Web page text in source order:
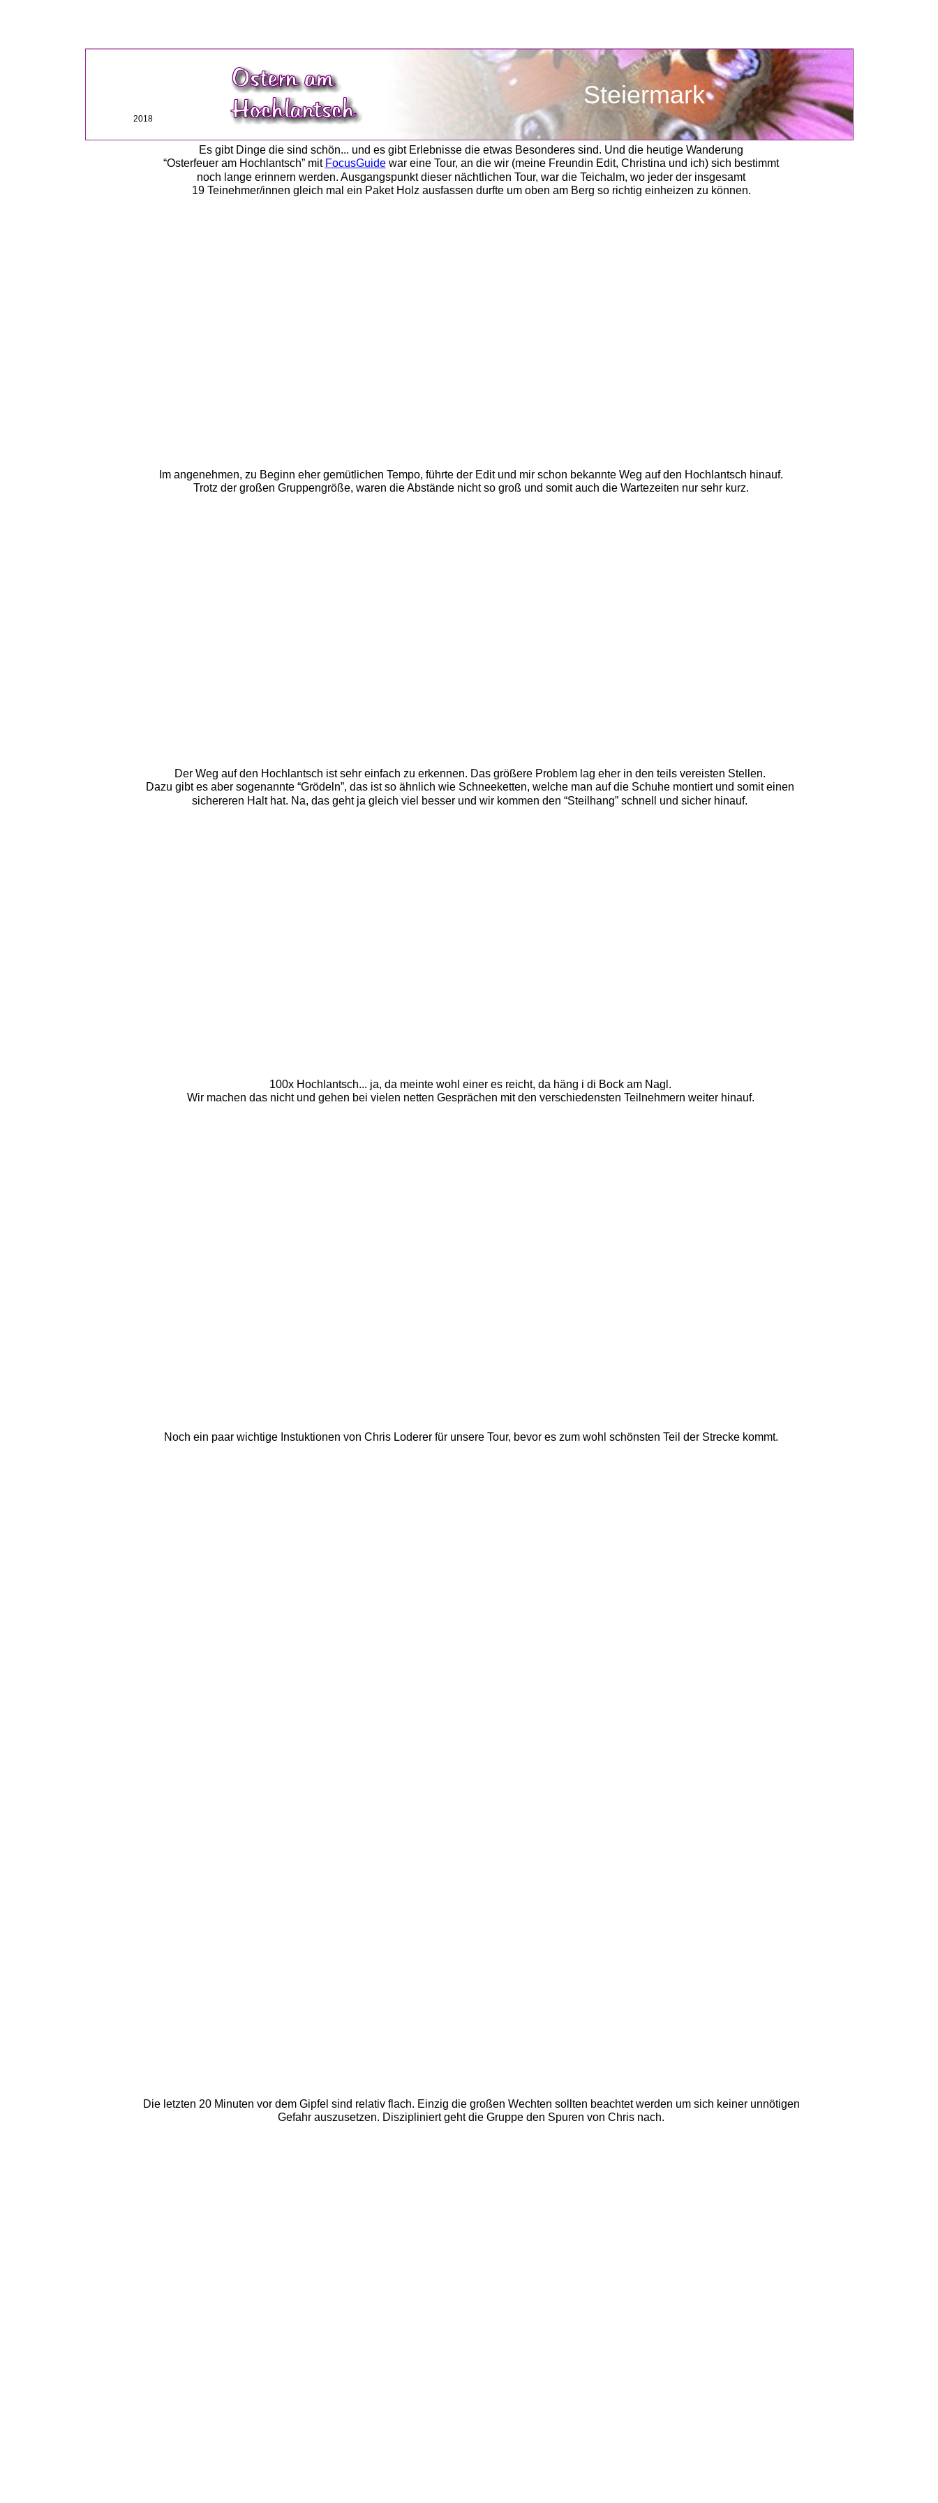
Es gibt Dinge die sind schön... und es gibt Erlebnisse die etwas Besonderes sind. Und die heutige Wanderung
“Osterfeuer am Hochlantsch” mit FocusGuide war eine Tour, an die wir (meine Freundin Edit, Christina und ich) sich bestimmt
noch lange erinnern werden. Ausgangspunkt dieser nächtlichen Tour, war die Teichalm, wo jeder der insgesamt
19 Teinehmer/innen gleich mal ein Paket Holz ausfassen durfte um oben am Berg so richtig einheizen zu können.
Steiermark
2018
Im angenehmen, zu Beginn eher gemütlichen Tempo, führte der Edit und mir schon bekannte Weg auf den Hochlantsch hinauf.
Trotz der großen Gruppengröße, waren die Abstände nicht so groß und somit auch die Wartezeiten nur sehr kurz.
Der Weg auf den Hochlantsch ist sehr einfach zu erkennen. Das größere Problem lag eher in den teils vereisten Stellen.
Dazu gibt es aber sogenannte “Grödeln”, das ist so ähnlich wie Schneeketten, welche man auf die Schuhe montiert und somit einen
sichereren Halt hat. Na, das geht ja gleich viel besser und wir kommen den “Steilhang” schnell und sicher hinauf.
100x Hochlantsch... ja, da meinte wohl einer es reicht, da häng i di Bock am Nagl.
Wir machen das nicht und gehen bei vielen netten Gesprächen mit den verschiedensten Teilnehmern weiter hinauf.
Noch ein paar wichtige Instuktionen von Chris Loderer für unsere Tour, bevor es zum wohl schönsten Teil der Strecke kommt.
Die letzten 20 Minuten vor dem Gipfel sind relativ flach. Einzig die großen Wechten sollten beachtet werden um sich keiner unnötigen
Gefahr auszusetzen. Diszipliniert geht die Gruppe den Spuren von Chris nach.